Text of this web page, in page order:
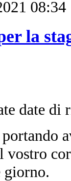
08:34
la
date di
giorno.